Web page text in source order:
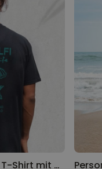
Personalisierbares T-Shirt mit Urlaubs-Illustration